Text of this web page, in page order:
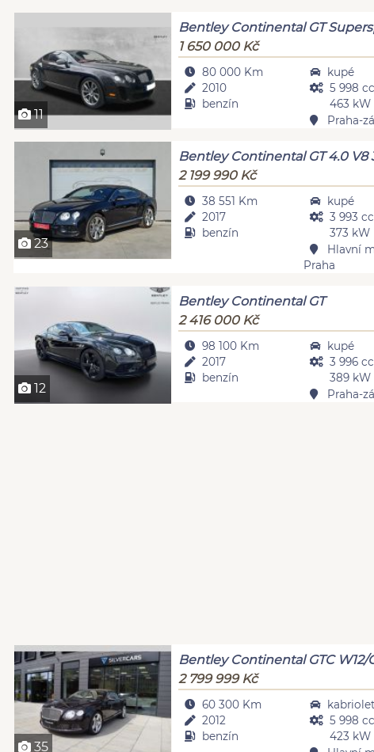
11
Bentley Continental GT
1 650 000 Kč
80 000 Km
2010
benzín
kupé
5 998
463 kW
Praha-
23
Bentley Continental GT 4.0 V8
2 199 990 Kč
38 551 Km
2017
benzín
kupé
3 993
373 kW
Hlavní
Praha
12
Bentley Continental GT
2 416 000 Kč
98 100 Km
2017
benzín
kupé
3 996
389 kW
Praha-
35
Bentley Continental GTC W12/
2 799 999 Kč
60 300 Km
2012
benzín
kabriolet
5 998
423 kW